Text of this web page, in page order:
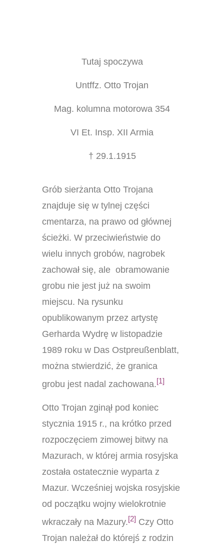
Tutaj spoczywa
Untffz. Otto Trojan
Mag. kolumna motorowa 354
VI Et. Insp. XII Armia
† 29.1.1915
Grób sierżanta Otto Trojana
znajduje się w tylnej części
cmentarza, na prawo od głównej
ścieżki. W przeciwieństwie do
wielu innych grobów, nagrobek
zachował się, ale obramowanie
grobu nie jest już na swoim
miejscu. Na rysunku
opublikowanym przez artystę
Gerharda Wydrę w listopadzie
1989 roku w Das Ostpreußenblatt,
można stwierdzić, że granica
grobu jest nadal zachowana.[1]
Otto Trojan zginął pod koniec
stycznia 1915 r., na krótko przed
rozpoczęciem zimowej bitwy na
Mazurach, w której armia rosyjska
została ostatecznie wyparta z
Mazur. Wcześniej wojska rosyjskie
od początku wojny wielokrotnie
wkraczały na Mazury.[2] Czy Otto
Trojan należał do którejś z rodzin